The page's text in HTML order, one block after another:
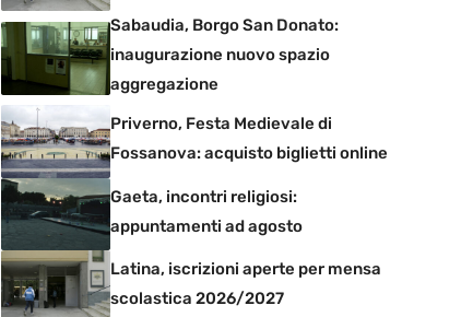
Sabaudia, Borgo San Donato:
inaugurazione nuovo spazio
aggregazione
Priverno, Festa Medievale di
Fossanova: acquisto biglietti online
Gaeta, incontri religiosi:
appuntamenti ad agosto
Latina, iscrizioni aperte per mensa
scolastica 2026/2027